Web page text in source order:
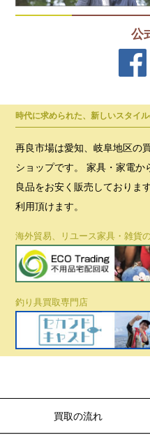
公
時代に求められた、新しいスタイ
再良市場は愛知、岐阜地区の
ショップです。 家具・家電
良品をお安く販売しておりま
利用頂けます。
海外貿易、リユース家具・雑貨
釣り具買取専門店
買取の流れ